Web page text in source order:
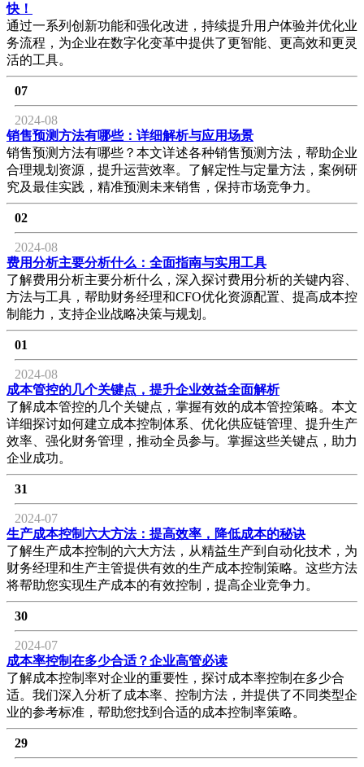
快！
通过一系列创新功能和强化改进，持续提升用户体验并优化业
务流程，为企业在数字化变革中提供了更智能、更高效和更灵
活的工具。
07
2024-08
销售预测方法有哪些：详细解析与应用场景
销售预测方法有哪些？本文详述各种销售预测方法，帮助企业
合理规划资源，提升运营效率。了解定性与定量方法，案例研
究及最佳实践，精准预测未来销售，保持市场竞争力。
02
2024-08
费用分析主要分析什么：全面指南与实用工具
了解费用分析主要分析什么，深入探讨费用分析的关键内容、
方法与工具，帮助财务经理和CFO优化资源配置、提高成本控
制能力，支持企业战略决策与规划。
01
2024-08
成本管控的几个关键点，提升企业效益全面解析
了解成本管控的几个关键点，掌握有效的成本管控策略。本文
详细探讨如何建立成本控制体系、优化供应链管理、提升生产
效率、强化财务管理，推动全员参与。掌握这些关键点，助力
企业成功。
31
2024-07
生产成本控制六大方法：提高效率，降低成本的秘诀
了解生产成本控制的六大方法，从精益生产到自动化技术，为
财务经理和生产主管提供有效的生产成本控制策略。这些方法
将帮助您实现生产成本的有效控制，提高企业竞争力。
30
2024-07
成本率控制在多少合适？企业高管必读
了解成本控制率对企业的重要性，探讨成本率控制在多少合
适。我们深入分析了成本率、控制方法，并提供了不同类型企
业的参考标准，帮助您找到合适的成本控制率策略。
29